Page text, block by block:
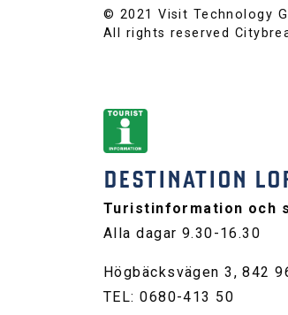
© 2021 Visit Technology
All rights reserved
DESTINATION
Turistinformation och
Alla dagar 9.30-16.30
Högbäcksvägen 3, 842
TEL: 0680-413 50